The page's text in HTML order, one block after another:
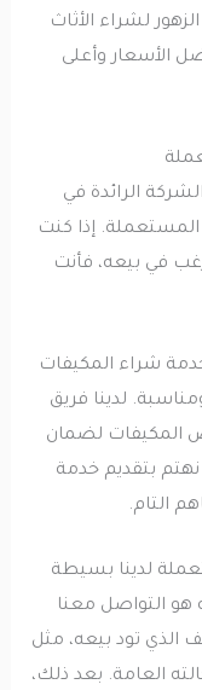
لشراء الأثاث
وأعلى
الرائدة في
إذا كنت
بيعه، فأنت
شراء المكيفات
لدينا فريق
لضمان
بتقديم خدمة
لدينا بسيطة
معنا
تود بيعه، مثل
بعد ذلك،